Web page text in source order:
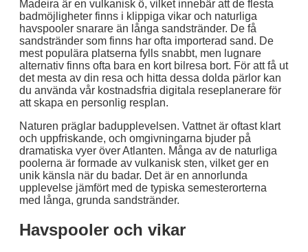
Madeira är en vulkanisk ö, vilket innebär att de flesta
badmöjligheter finns i klippiga vikar och naturliga
havspooler snarare än långa sandstränder. De få
sandstränder som finns har ofta importerad sand. De
mest populära platserna fylls snabbt, men lugnare
alternativ finns ofta bara en kort bilresa bort. För att få ut
det mesta av din resa och hitta dessa dolda pärlor kan
du använda vår kostnadsfria digitala reseplanerare för
att skapa en personlig resplan.
Naturen präglar badupplevelsen. Vattnet är oftast klart
och uppfriskande, och omgivningarna bjuder på
dramatiska vyer över Atlanten. Många av de naturliga
poolerna är formade av vulkanisk sten, vilket ger en
unik känsla när du badar. Det är en annorlunda
upplevelse jämfört med de typiska semesterorterna
med långa, grunda sandstränder.
Havspooler och vikar